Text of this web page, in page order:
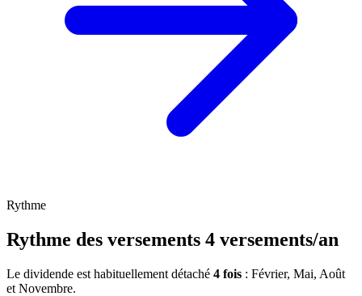
Rythme
Rythme des versements 4 versements/an
Le dividende est habituellement détaché 4 fois : Février, Mai, Août
et Novembre.